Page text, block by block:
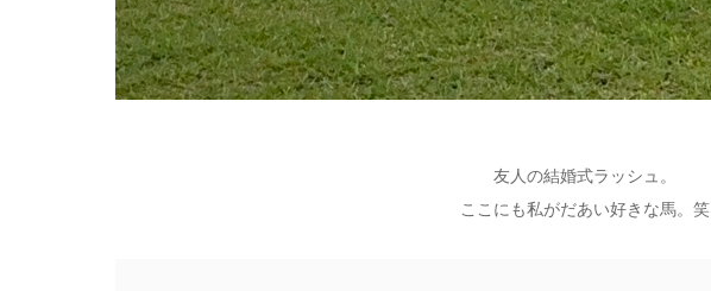
友人の結婚式ラッシュ。
ここにも私がだあい好きな馬。笑